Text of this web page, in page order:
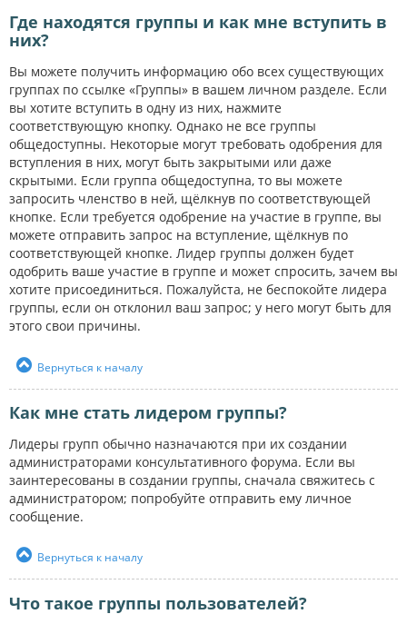
Где находятся группы и как мне вступить в
них?
Вы можете получить информацию обо всех существующих
группах по ссылке «Группы» в вашем личном разделе. Если
вы хотите вступить в одну из них, нажмите
соответствующую кнопку. Однако не все группы
общедоступны. Некоторые могут требовать одобрения для
вступления в них, могут быть закрытыми или даже
скрытыми. Если группа общедоступна, то вы можете
запросить членство в ней, щёлкнув по соответствующей
кнопке. Если требуется одобрение на участие в группе, вы
можете отправить запрос на вступление, щёлкнув по
соответствующей кнопке. Лидер группы должен будет
одобрить ваше участие в группе и может спросить, зачем вы
хотите присоединиться. Пожалуйста, не беспокойте лидера
группы, если он отклонил ваш запрос; у него могут быть для
этого свои причины.
Вернуться к началу
Как мне стать лидером группы?
Лидеры групп обычно назначаются при их создании
администраторами консультативного форума. Если вы
заинтересованы в создании группы, сначала свяжитесь с
администратором; попробуйте отправить ему личное
сообщение.
Вернуться к началу
Что такое группы пользователей?